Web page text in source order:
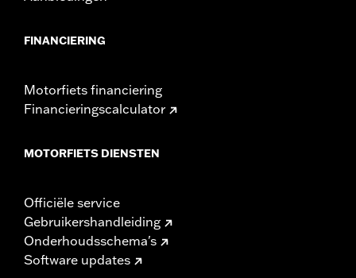
FINANCIERING
Motorfiets financiering
Financieringscalculator
MOTORFIETS DIENSTEN
Officiële service
Gebruikershandleiding
Onderhoudsschema's
Software updates